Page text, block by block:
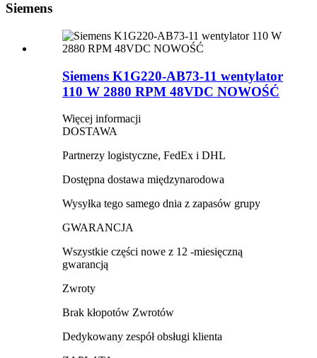
Siemens
Siemens K1G220-AB73-11 wentylator
110 W 2880 RPM 48VDC NOWOŚĆ
Więcej informacji
DOSTAWA
Partnerzy logistyczne, FedEx i DHL
Dostępna dostawa międzynarodowa
Wysyłka tego samego dnia z zapasów grupy
GWARANCJA
Wszystkie części nowe z 12 -miesięczną
gwarancją
Zwroty
Brak kłopotów Zwrotów
Dedykowany zespół obsługi klienta